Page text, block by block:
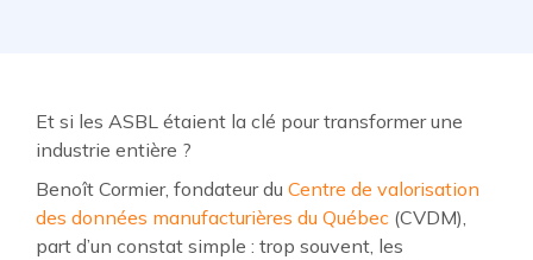
Et si les ASBL étaient la clé pour transformer une
industrie entière ?
Benoît Cormier, fondateur du Centre de valorisation
des données manufacturières du Québec (CVDM),
part d’un constat simple : trop souvent, les